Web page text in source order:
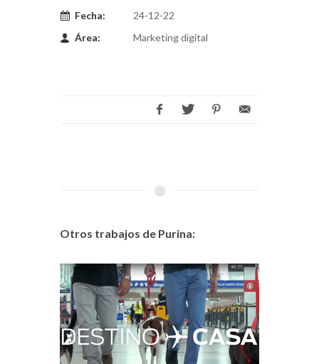
Fecha:
24-12-22
Área:
Marketing digital
Otros trabajos de Purina: